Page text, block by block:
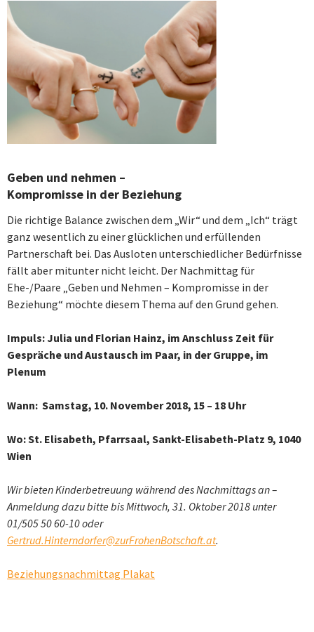
Geben und nehmen –
Kompromisse in der Beziehung
Die richtige Balance zwischen dem „Wir“ und dem „Ich“ trägt
ganz wesentlich zu einer glücklichen und erfüllenden
Partnerschaft bei. Das Ausloten unterschiedlicher Bedürfnisse
fällt aber mitunter nicht leicht. Der Nachmittag für
Ehe-/Paare „Geben und Nehmen – Kompromisse in der
Beziehung“ möchte diesem Thema auf den Grund gehen.
Impuls: Julia und Florian Hainz, im Anschluss Zeit für
Gespräche und Austausch im Paar, in der Gruppe, im
Plenum
Wann: Samstag, 10. November 2018, 15 – 18 Uhr
Wo: St. Elisabeth, Pfarrsaal, Sankt-Elisabeth-Platz 9, 1040
Wien
Wir bieten Kinderbetreuung während des Nachmittags an –
Anmeldung dazu bitte bis Mittwoch, 31. Oktober 2018 unter
01/505 50 60-10 oder
Gertrud.Hinterndorfer@zurFrohenBotschaft.at.
Beziehungsnachmittag Plakat